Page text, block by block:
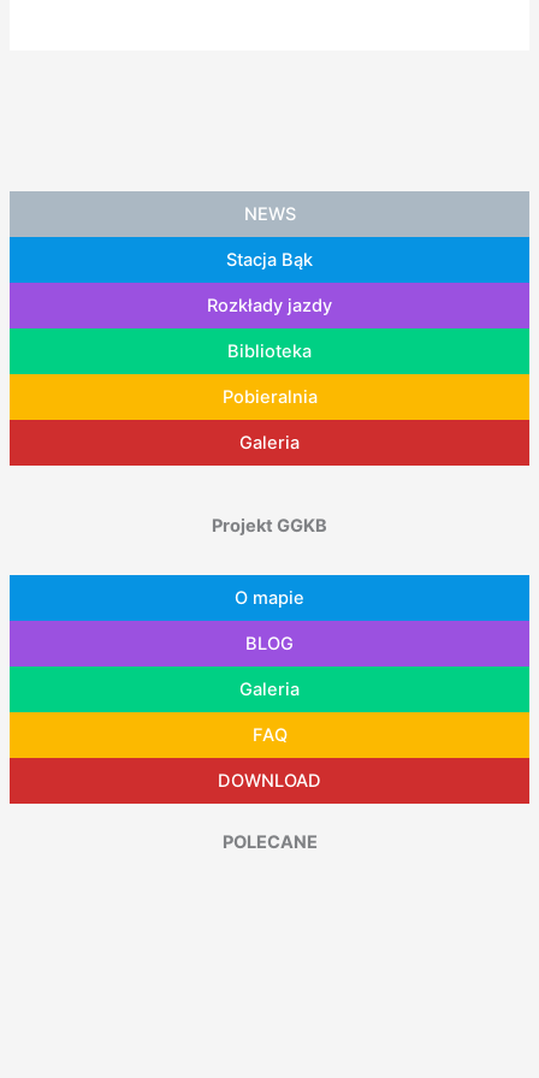
NEWS
Stacja Bąk
Rozkłady jazdy
Biblioteka
Pobieralnia
Galeria
Projekt GGKB
O mapie
BLOG
Galeria
FAQ
DOWNLOAD
POLECANE